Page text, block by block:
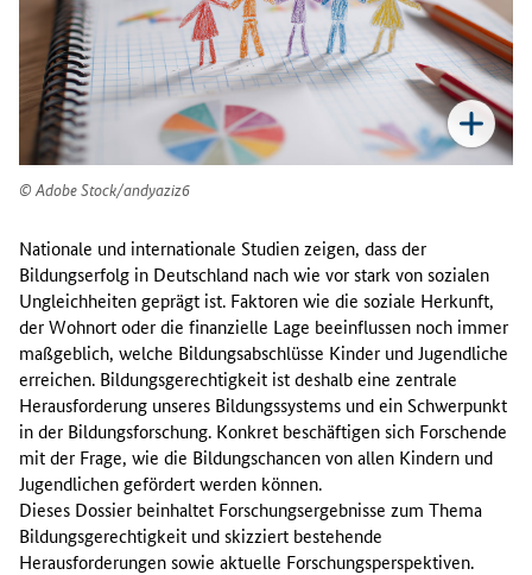
Adobe Stock/andyaziz6
Nationale und internationale Studien zeigen, dass der
Bildungserfolg in Deutschland nach wie vor stark von sozialen
Ungleichheiten geprägt ist. Faktoren wie die soziale Herkunft,
der Wohnort oder die finanzielle Lage beeinflussen noch immer
maßgeblich, welche Bildungsabschlüsse Kinder und Jugendliche
erreichen. Bildungsgerechtigkeit ist deshalb eine zentrale
Herausforderung unseres Bildungssystems und ein Schwerpunkt
in der Bildungsforschung. Konkret beschäftigen sich Forschende
mit der Frage, wie die Bildungschancen von allen Kindern und
Jugendlichen gefördert werden können.
Dieses Dossier beinhaltet Forschungsergebnisse zum Thema
Bildungsgerechtigkeit und skizziert bestehende
Herausforderungen sowie aktuelle Forschungsperspektiven.